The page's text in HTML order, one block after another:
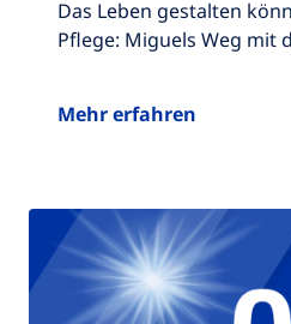
Das Leben gestalten
Pflege: Miguels Weg mit
Mehr erfahren